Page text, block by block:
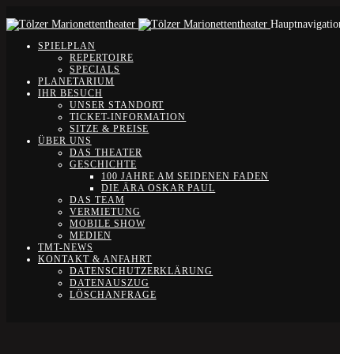
SPIELPLAN
REPERTOIRE
SPECIALS
PLANETARIUM
IHR BESUCH
UNSER STANDORT
TICKET-INFORMATION
SITZE & PREISE
ÜBER UNS
DAS THEATER
GESCHICHTE
100 JAHRE AM SEIDENEN FADEN
DIE ÄRA OSKAR PAUL
DAS TEAM
VERMIETUNG
MOBILE SHOW
MEDIEN
TMT-NEWS
KONTAKT & ANFAHRT
DATENSCHUTZERKLÄRUNG
DATENAUSZUG
LÖSCHANFRAGE